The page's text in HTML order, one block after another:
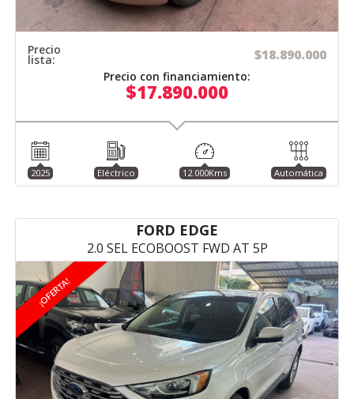
Precio
lista: $18.890.000
Precio con financiamiento:
$17.890.000
2025 Eléctrico 12.000Kms Automática
FORD EDGE
2.0 SEL ECOBOOST FWD AT 5P
¡OFERTA!